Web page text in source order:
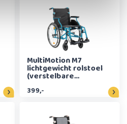
MultiMotion M7
lichtgewicht rolstoel
(verstelbare
399,-